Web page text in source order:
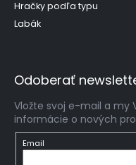
Hračky podľa typu
Labák
Odoberať
Vložte svoj e-mail a my
informácie o nových
Email